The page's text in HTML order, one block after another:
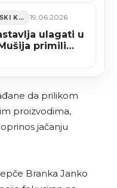
ZENIČKO-DOBOJSKI KANTON 19.06.2026
ulagati u
primili
da prilikom
proizvodima,
jačanju
Branka Janko